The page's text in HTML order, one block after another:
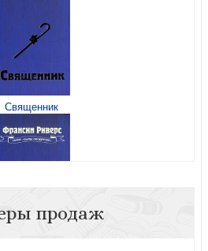
Каналиса
Священник
продаж